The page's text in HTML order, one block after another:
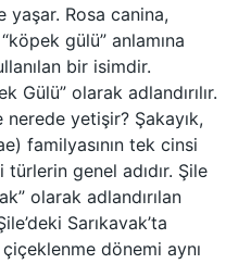
yaşar. Rosa canina,
gülü” anlamına
bir isimdir.
Gülü” olarak adlandırılır.
nerede yetişir? Şakayık,
familyasının tek cinsi
türlerin genel adıdır. Şile
olarak adlandırılan
Sarıkavak’ta
dönemi aynı